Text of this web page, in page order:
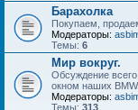
Барахолка
Покупаем,
Модераторы:
Темы: 6
Мир вокруг.
Обсуждение
окном наших
Модераторы:
Темы: 313